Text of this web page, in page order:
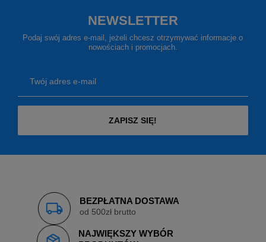
NEWSLETTER
Podaj swój adres e-mail, jeżeli chcesz otrzymywać informacje o
nowościach i promocjach.
Twój adres e-mail
ZAPISZ SIĘ!
BEZPŁATNA DOSTAWA
od 500zł brutto
NAJWIĘKSZY WYBÓR